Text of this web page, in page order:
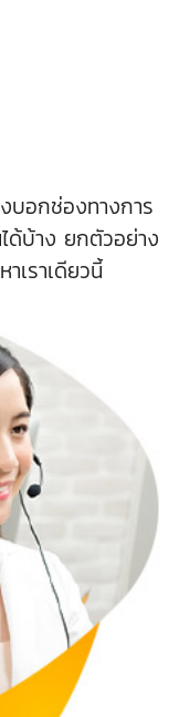
อกช่องทางการ
ด้บ้าง ยกตัวอย่าง
เราเดียวนี้